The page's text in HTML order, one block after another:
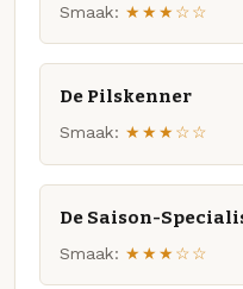
Smaak: ★★★☆☆
De Pilskenner
Smaak: ★★★☆☆
De Saison-
Smaak: ★★★☆☆